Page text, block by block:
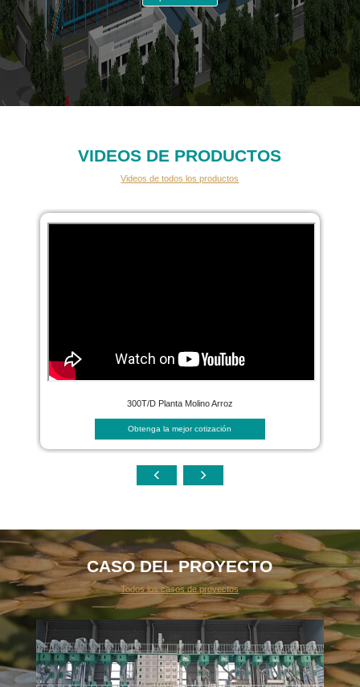
VIDEOS DE PRODUCTOS
Videos de todos los productos
300T/D Planta Molino Arroz
Obtenga la mejor cotización
CASO DEL PROYECTO
Todos los casos de proyectos